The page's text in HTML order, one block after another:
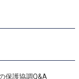
保護協調Q&A